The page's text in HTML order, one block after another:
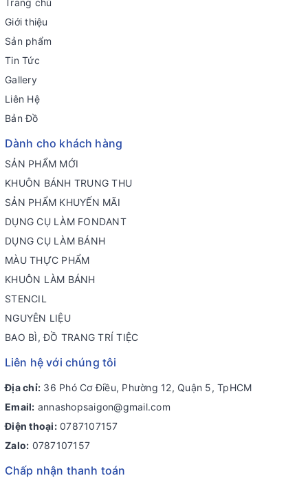
Trang chủ
Giới thiệu
Sản phẩm
Tin Tức
Gallery
Liên Hệ
Bản Đồ
Dành cho khách hàng
SẢN PHẨM MỚI
KHUÔN BÁNH TRUNG THU
SẢN PHẨM KHUYẾN MÃI
DỤNG CỤ LÀM FONDANT
DỤNG CỤ LÀM BÁNH
MÀU THỰC PHẨM
KHUÔN LÀM BÁNH
STENCIL
NGUYÊN LIỆU
BAO BÌ, ĐỒ TRANG TRÍ TIỆC
Liên hệ với chúng tôi
Địa chỉ: 36 Phó Cơ Điều, Phường 12, Quận 5, TpHCM
Email: annashopsaigon@gmail.com
Điện thoại: 0787107157
Zalo: 0787107157
Chấp nhận thanh toán